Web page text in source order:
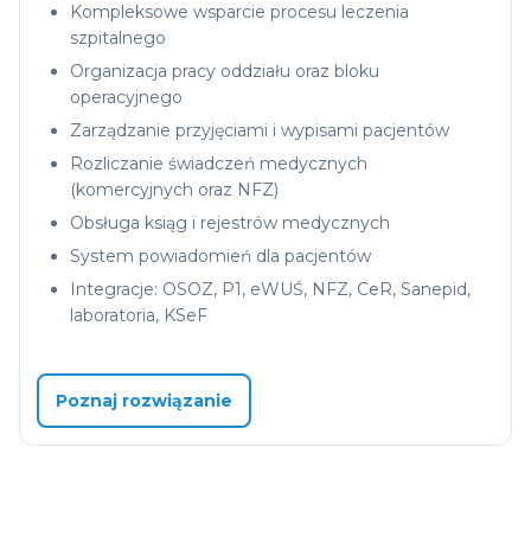
Kompleksowe wsparcie procesu leczenia
szpitalnego
Organizacja pracy oddziału oraz bloku
operacyjnego
Zarządzanie przyjęciami i wypisami pacjentów
Rozliczanie świadczeń medycznych
(komercyjnych oraz NFZ)
Obsługa ksiąg i rejestrów medycznych
System powiadomień dla pacjentów
Integracje: OSOZ, P1, eWUŚ, NFZ, CeR, Sanepid,
laboratoria, KSeF
Poznaj rozwiązanie